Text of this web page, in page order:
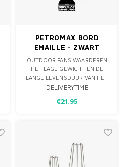
PETROMAX BORD
EMAILLE - ZWART
(2ST)
OUTDOOR FANS WAARDEREN
HET LAGE GEWICHT EN DE
LANGE LEVENSDUUR VAN HET
PETROMAX EMAILLE SERVIES,
BORDEN EEN ONMISBAAR
KAMPVUUR EN DE BARBECUE,
ZORGEN VOOR EEN GEMAKK
DELIVERYTIME
€21,95